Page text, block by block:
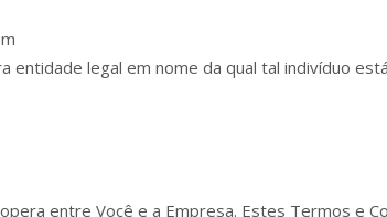
entidade legal em nome da qual tal indivíduo
entre Você e a Empresa. Estes Termos e